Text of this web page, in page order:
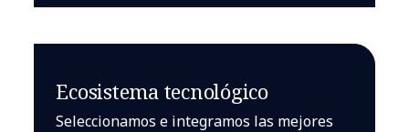
Ecosistema tecnológico
Seleccionamos e integramos las mejores